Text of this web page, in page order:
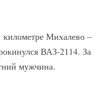
километре Михалево –
ВАЗ-2114. За
мужчина.